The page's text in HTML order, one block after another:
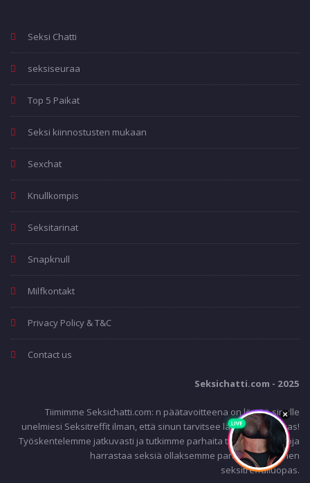
Seksi Chatti
seksiseuraa
Top 5 Paikat
Seksi kiinnostusten mukaan
Sexchat
Knullkompis
Seksitarinat
Snapknull
Milfkontakt
Privacy Policy & T&C
Contact us
Seksichatti.com - 2025
Tiimimme Seksichatti.com: n päätavoitteena on löytää sinulle
unelmiesi Seksitreffit ilman, että sinun tarvitsee lähteä liian kauas!
Työskentelemme jatkuvasti ja tutkimme parhaita tapoja ja paikkoja
harrastaa seksiä ollaksemme paras suomalainen
seksitreffailuopas.